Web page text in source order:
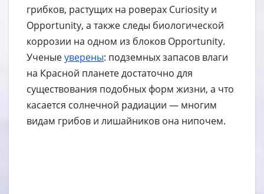
грибков, растущих на роверах Curiosity и
Opportunity, а также следы биологической
коррозии на одном из блоков Opportunity.
Ученыеуверены: подземных запасов влаги
на Красной планете достаточно для
существования подобных форм жизни, а что
касается солнечной радиации — многим
видам грибов и лишайников она нипочем.